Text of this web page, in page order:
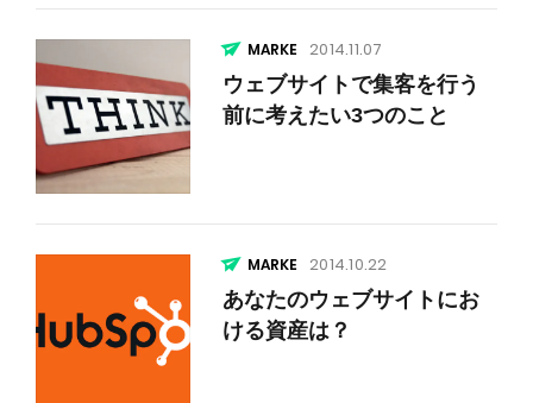
2014.11.07
ウェブサイトで集客を行う
前に考えたい3つのこと
2014.10.22
あなたのウェブサイトにお
ける資産は？